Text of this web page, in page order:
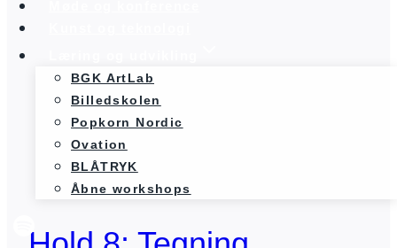
BGK ArtLab
Billedskolen
Popkorn Nordic
Ovation
BLÅTRYK
Åbne workshops